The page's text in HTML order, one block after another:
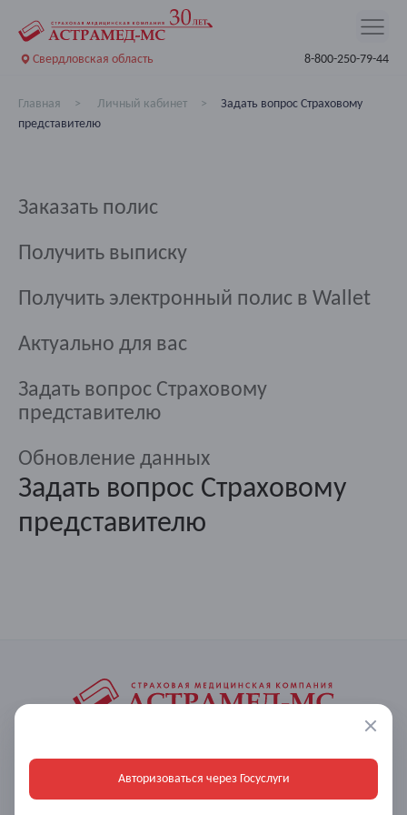
Свердловская область 8-800-250-79-44
Главная Личный кабинет
Задать вопрос Страховому
представителю
Задать вопрос Страховому
представителю
Заказать полис
Получить выписку
Получить электронный полис в Wallet
Актуально для вас
Задать вопрос Страховому
представителю
Обновление данных
Авторизоваться через Госуслуги
АО "АСТРАМЕД-МС" (СМК)